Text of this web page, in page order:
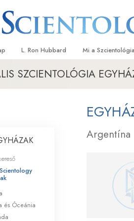
L. Ron Hubbard Mi a
Hittételek és
Mit mondanak a
Ismerjen meg
A Szcientológia
Bevezetés a
SZCIENTOLÓGIA
Argentína
és Óceánia